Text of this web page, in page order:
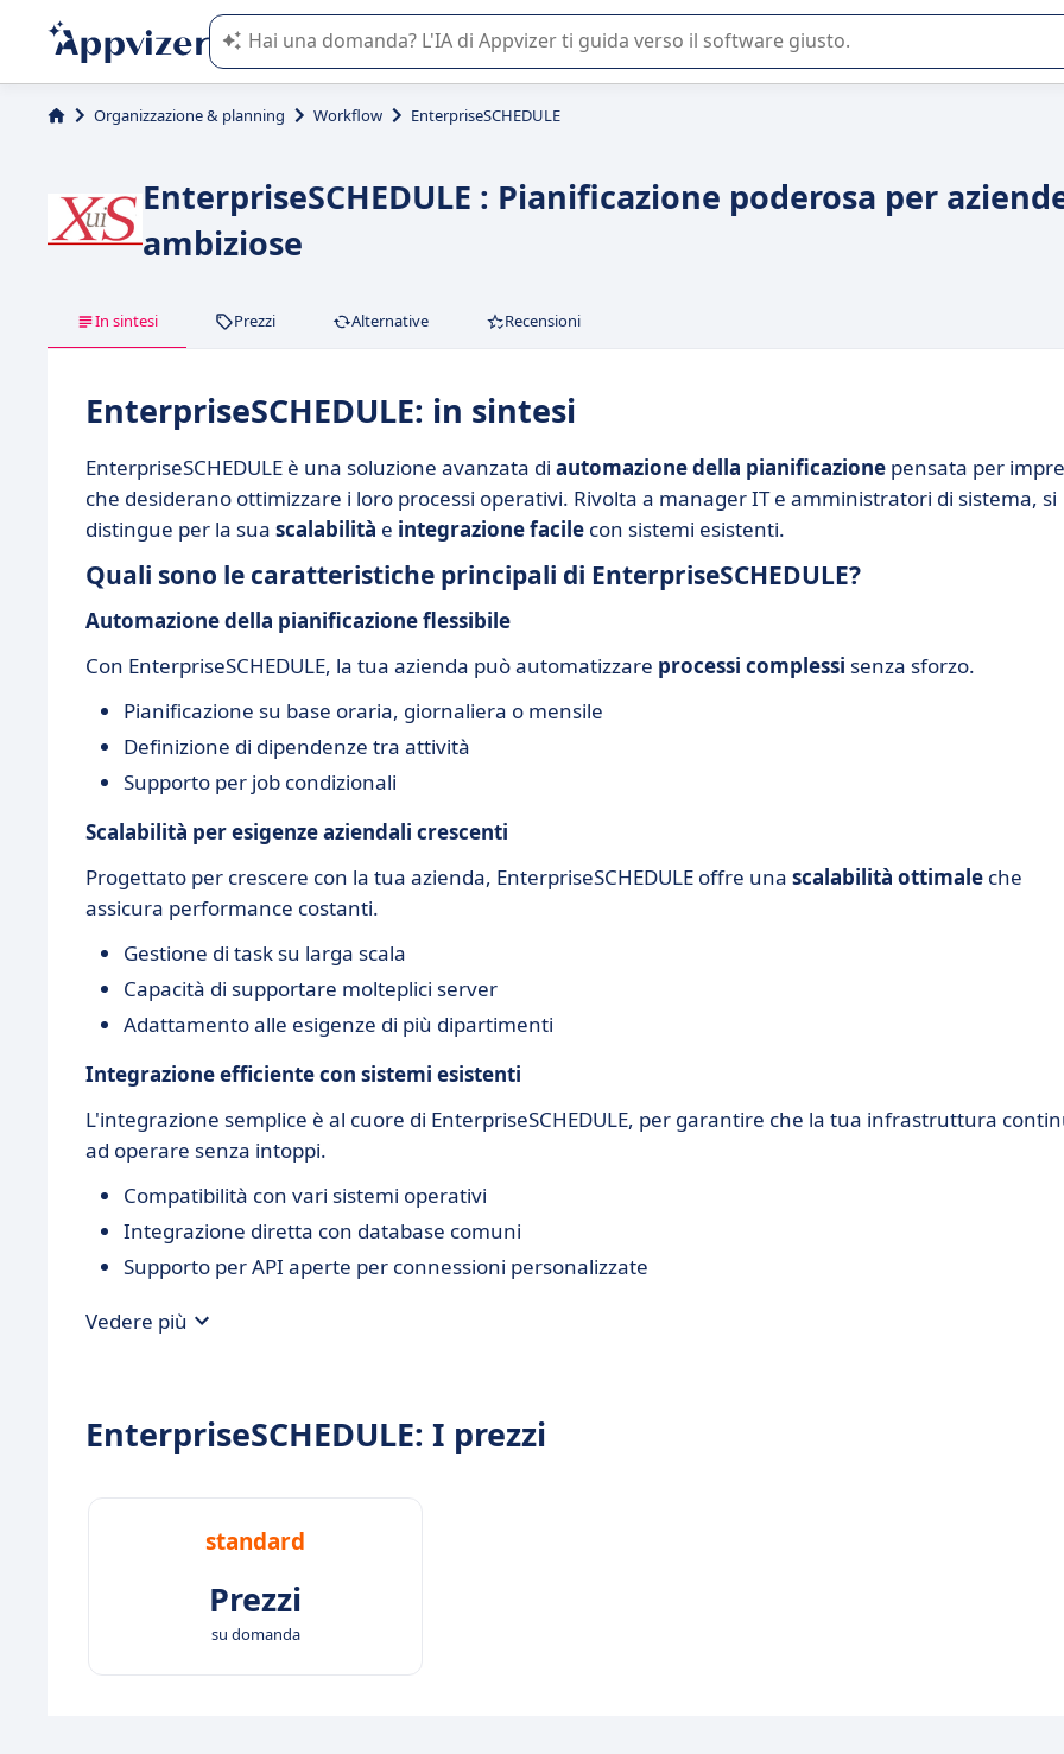
L'IA di Appvizer vi guida nell'utilizzo o nella scelta di un software SaaS per la vostra azienda.
Organizzazione & planning Workflow EnterpriseSCHEDULE
EnterpriseSCHEDULE : Pianificazione poderosa per
ambiziose
In sintesi Prezzi Alternative Recensioni
EnterpriseSCHEDULE: in sintesi
EnterpriseSCHEDULE è una soluzione avanzata di automazione della pianificazione pensata per
che desiderano ottimizzare i loro processi operativi. Rivolta a manager IT e amministratori di sistema, si
distingue per la sua scalabilità e integrazione facile con sistemi esistenti.
Quali sono le caratteristiche principali di EnterpriseSCHEDULE?
Automazione della pianificazione flessibile
Con EnterpriseSCHEDULE, la tua azienda può automatizzare processi complessi senza sforzo.
Pianificazione su base oraria, giornaliera o mensile
Definizione di dipendenze tra attività
Supporto per job condizionali
Scalabilità per esigenze aziendali crescenti
Progettato per crescere con la tua azienda, EnterpriseSCHEDULE offre una scalabilità ottimale che
assicura performance costanti.
Gestione di task su larga scala
Capacità di supportare molteplici server
Adattamento alle esigenze di più dipartimenti
Integrazione efficiente con sistemi esistenti
L'integrazione semplice è al cuore di EnterpriseSCHEDULE, per garantire che la tua infrastruttura
ad operare senza intoppi.
Compatibilità con vari sistemi operativi
Integrazione diretta con database comuni
Supporto per API aperte per connessioni personalizzate
Vedere più
EnterpriseSCHEDULE: I prezzi
standard
Prezzi
su domanda